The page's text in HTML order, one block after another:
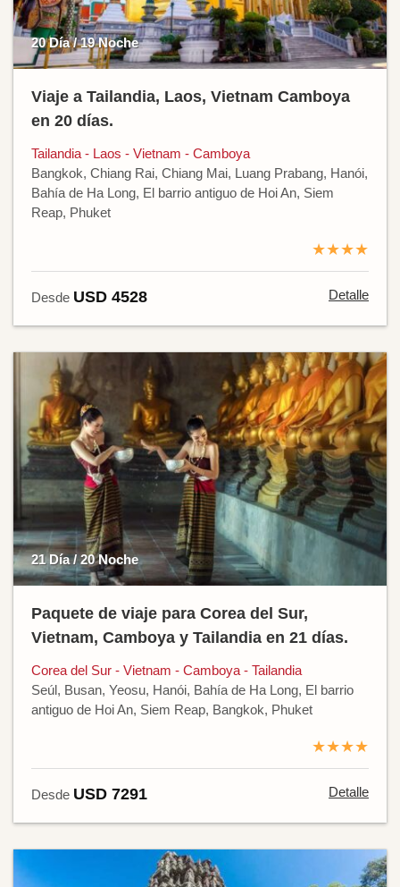
20 Día / 19 Noche
Viaje a Tailandia, Laos, Vietnam Camboya
en 20 días.
Tailandia - Laos - Vietnam - Camboya
Bangkok, Chiang Rai, Chiang Mai, Luang Prabang, Hanói,
Bahía de Ha Long, El barrio antiguo de Hoi An, Siem
Reap, Phuket
★★★★
Desde USD 4528 Detalle
21 Día / 20 Noche
Paquete de viaje para Corea del Sur,
Vietnam, Camboya y Tailandia en 21 días.
Corea del Sur - Vietnam - Camboya - Tailandia
Seúl, Busan, Yeosu, Hanói, Bahía de Ha Long, El barrio
antiguo de Hoi An, Siem Reap, Bangkok, Phuket
★★★★
Desde USD 7291 Detalle